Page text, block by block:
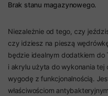
Brak stanu magazynowego.
Niezależnie od tego, czy
czy idziesz na pieszą
będzie idealnym dodatkiem do
i akrylu użyta do wykonania tej
wygodę z funkcjonalnością.
właściwościom